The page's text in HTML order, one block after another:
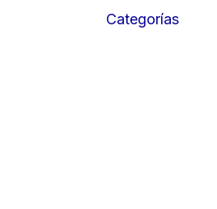
Categorías